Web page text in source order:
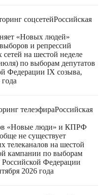
соцсетейРоссийская
«Новых людей»
и репрессий
на шестой неделе
по выборам депутатов
Федерации IX созыва,
телеэфираРоссийская
«Новые люди» и КПРФ
не существует
телеканалов на шестой
кампании по выборам
Российской Федерации
2026 года